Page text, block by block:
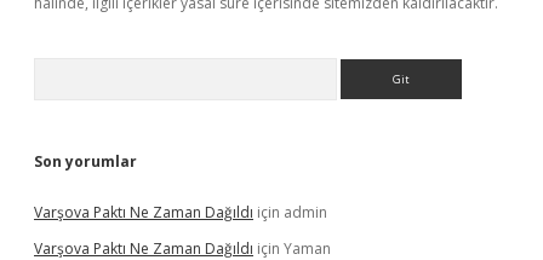
Son yorumlar
Varşova Paktı Ne Zaman Dağıldı için admin
Varşova Paktı Ne Zaman Dağıldı için Yaman